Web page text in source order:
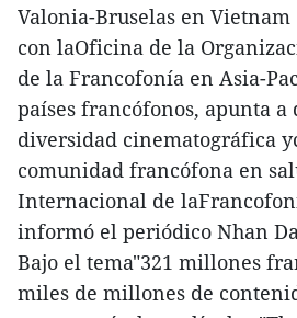
Valonia-Bruselas en
con laOficina de la
de la Francofonía en Asia-
países francófonos, apunta
diversidad cinematográfica
comunidad francófona en
Internacional de
informó el periódico Nhan
Bajo el tema"321 millones
miles de millones de